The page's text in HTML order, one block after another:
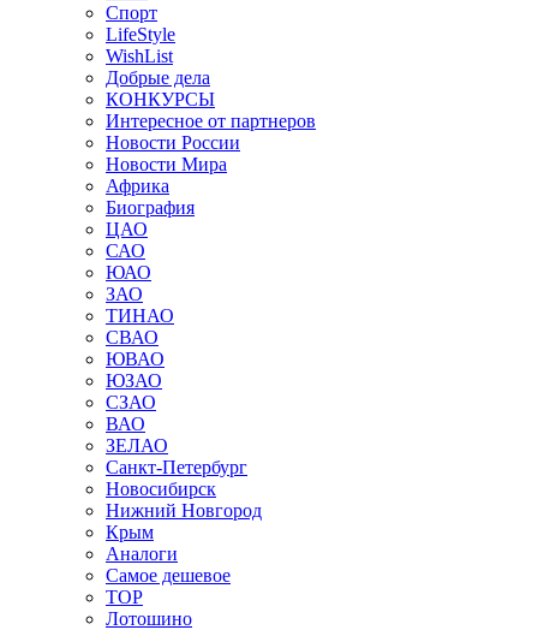
Спорт
LifeStyle
WishList
Добрые дела
КОНКУРСЫ
Интересное от партнеров
Новости России
Новости Мира
Африка
Биография
ЦАО
САО
ЮАО
ЗАО
ТИНАО
СВАО
ЮВАО
ЮЗАО
СЗАО
ВАО
ЗЕЛАО
Санкт-Петербург
Новосибирск
Нижний Новгород
Крым
Аналоги
Самое дешевое
TOP
Лотошино